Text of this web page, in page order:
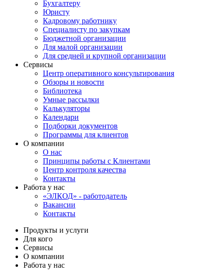
Бухгалтеру
Юристу
Кадровому работнику
Специалисту по закупкам
Бюджетной организации
Для малой организации
Для средней и крупной организации
Сервисы
Центр оперативного консультирования
Обзоры и новости
Библиотека
Умные рассылки
Калькуляторы
Календари
Подборки документов
Программы для клиентов
О компании
О нас
Принципы работы с Клиентами
Центр контроля качества
Контакты
Работа у нас
«ЭЛКОД» - работодатель
Вакансии
Контакты
Продукты и услуги
Для кого
Сервисы
О компании
Работа у нас